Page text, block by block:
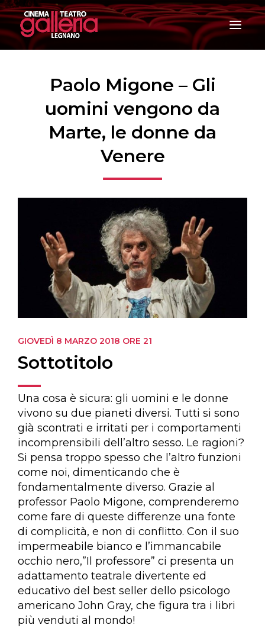
T
o
Paolo Migone – Gli
uomini vengono da
Marte, le donne da
Venere
GIOVEDÌ 8 MARZO 2018 ORE 21
Sottotitolo
Una cosa è sicura: gli uomini e le donne
vivono su due pianeti diversi. Tutti si sono
già scontrati e irritati per i comportamenti
incomprensibili dell’altro sesso. Le ragioni?
Si pensa troppo spesso che l’altro funzioni
come noi, dimenticando che è
fondamentalmente diverso. Grazie al
professor Paolo Migone, comprenderemo
come fare di queste differenze una fonte
di complicità, e non di conflitto. Con il suo
impermeabile bianco e l’immancabile
occhio nero,”Il professore” ci presenta un
adattamento teatrale divertente ed
educativo del best seller dello psicologo
americano John Gray, che figura tra i libri
più venduti al mondo!